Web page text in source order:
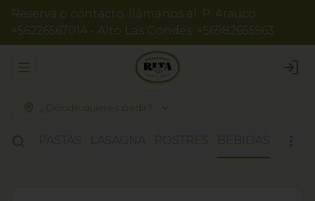
Reserva o contacto, llámanos al: P. Arauco:
+56226567014 - Alto Las Condes: +56982655963
Abrir menu de navegación
¿Dónde quieres pedir?
PASTAS LASAGNA POSTRES BEBIDAS